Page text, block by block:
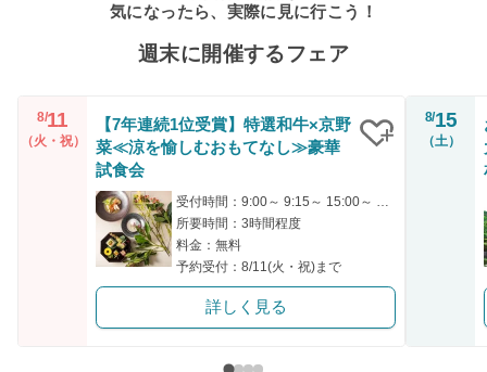
気になったら、実際に見に行こう！
週末に開催するフェア
8/11
（火・祝）
【7年連続1位受賞】特選和牛×京野
菜≪涼を愉しむおもてなし≫豪華
試食会
受付時間：9:00～ 9:15～ 15:00～ 15:15～
所要時間：3時間程度
料金：無料
予約受付：8/11(火・祝)まで
詳しく見る
8/15
（土）